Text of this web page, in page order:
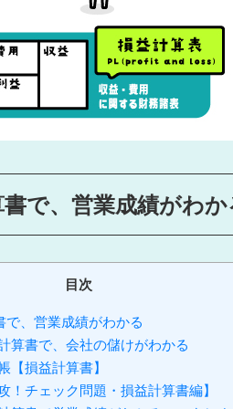
で、営業成績がわか
目次
で、営業成績がわかる
算書で、会社の儲けがわかる
【損益計算書】
！チェック問題・損益計算書編】